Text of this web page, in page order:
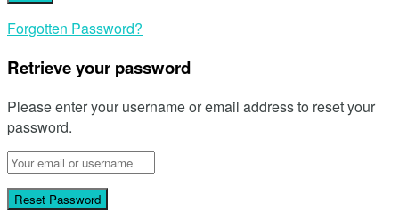
Forgotten Password?
Retrieve your password
Please enter your username or email address to reset your
password.